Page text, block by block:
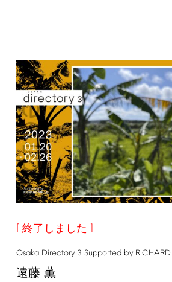
終了しました
Osaka Directory 3 Supported by RICHARD
遠藤 薫